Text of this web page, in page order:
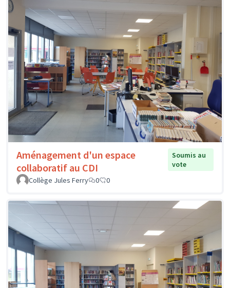
Aménagement d'un espace
collaboratif au CDI
Soumis au
vote
Collège Jules Ferry
0 0